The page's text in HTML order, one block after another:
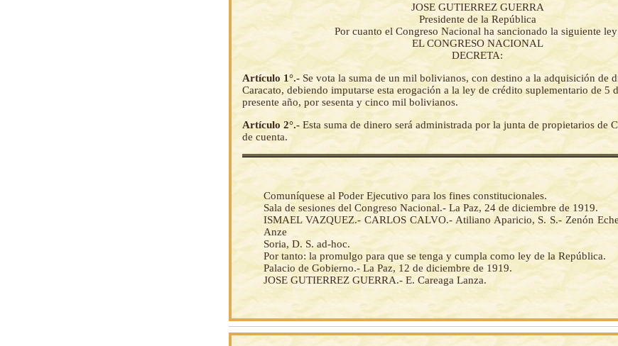
JOSE GUTIERREZ GUERRA
Presidente de la República
Por cuanto el Congreso Nacional ha sancionado la siguiente
EL CONGRESO NACIONAL
DECRETA:
Artículo 1°.- Se vota la suma de un mil bolivianos, con destino a la adquisición de
Caracato, debiendo imputarse esta erogación a la ley de crédito suplementario de 5
presente año, por sesenta y cinco mil bolivianos.
Artículo 2°.- Esta suma de dinero será administrada por la junta de propietarios de
de cuenta.
Comuníquese al Poder Ejecutivo para los fines constitucionales.
Sala de sesiones del Congreso Nacional.- La Paz, 24 de diciembre de 1919.
ISMAEL VAZQUEZ.- CARLOS CALVO.- Atiliano Aparicio, S. S.- Zenón
Anze
Soria, D. S. ad-hoc.
Por tanto: la promulgo para que se tenga y cumpla como ley de la República.
Palacio de Gobierno.- La Paz, 12 de diciembre de 1919.
JOSE GUTIERREZ GUERRA.- E. Careaga Lanza.